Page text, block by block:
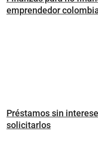
emprendedor
Préstamos sin
solicitarlos